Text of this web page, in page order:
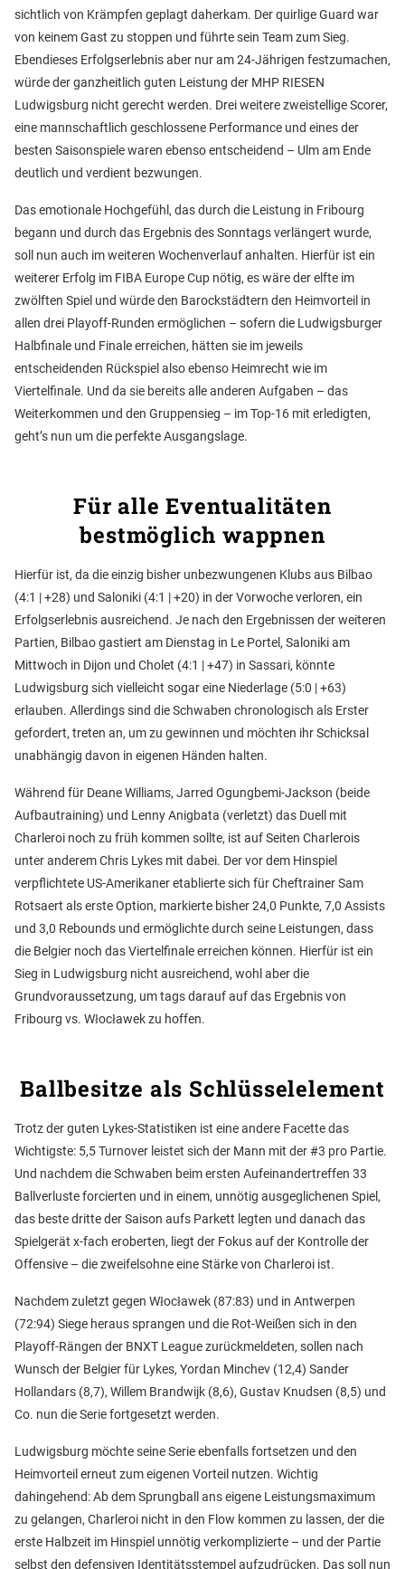
sichtlich von Krämpfen geplagt daherkam. Der quirlige Guard war
von keinem Gast zu stoppen und führte sein Team zum Sieg.
Ebendieses Erfolgserlebnis aber nur am 24-Jährigen festzumachen,
würde der ganzheitlich guten Leistung der MHP RIESEN
Ludwigsburg nicht gerecht werden. Drei weitere zweistellige Scorer,
eine mannschaftlich geschlossene Performance und eines der
besten Saisonspiele waren ebenso entscheidend – Ulm am Ende
deutlich und verdient bezwungen.
Das emotionale Hochgefühl, das durch die Leistung in Fribourg
begann und durch das Ergebnis des Sonntags verlängert wurde,
soll nun auch im weiteren Wochenverlauf anhalten. Hierfür ist ein
weiterer Erfolg im FIBA Europe Cup nötig, es wäre der elfte im
zwölften Spiel und würde den Barockstädtern den Heimvorteil in
allen drei Playoff-Runden ermöglichen – sofern die Ludwigsburger
Halbfinale und Finale erreichen, hätten sie im jeweils
entscheidenden Rückspiel also ebenso Heimrecht wie im
Viertelfinale. Und da sie bereits alle anderen Aufgaben – das
Weiterkommen und den Gruppensieg – im Top-16 mit erledigten,
geht’s nun um die perfekte Ausgangslage.
Für alle Eventualitäten
bestmöglich wappnen
Hierfür ist, da die einzig bisher unbezwungenen Klubs aus Bilbao
(4:1 | +28) und Saloniki (4:1 | +20) in der Vorwoche verloren, ein
Erfolgserlebnis ausreichend. Je nach den Ergebnissen der weiteren
Partien, Bilbao gastiert am Dienstag in Le Portel, Saloniki am
Mittwoch in Dijon und Cholet (4:1 | +47) in Sassari, könnte
Ludwigsburg sich vielleicht sogar eine Niederlage (5:0 | +63)
erlauben. Allerdings sind die Schwaben chronologisch als Erster
gefordert, treten an, um zu gewinnen und möchten ihr Schicksal
unabhängig davon in eigenen Händen halten.
Während für Deane Williams, Jarred Ogungbemi-Jackson (beide
Aufbautraining) und Lenny Anigbata (verletzt) das Duell mit
Charleroi noch zu früh kommen sollte, ist auf Seiten Charlerois
unter anderem Chris Lykes mit dabei. Der vor dem Hinspiel
verpflichtete US-Amerikaner etablierte sich für Cheftrainer Sam
Rotsaert als erste Option, markierte bisher 24,0 Punkte, 7,0 Assists
und 3,0 Rebounds und ermöglichte durch seine Leistungen, dass
die Belgier noch das Viertelfinale erreichen können. Hierfür ist ein
Sieg in Ludwigsburg nicht ausreichend, wohl aber die
Grundvoraussetzung, um tags darauf auf das Ergebnis von
Fribourg vs. Włocławek zu hoffen.
Ballbesitze als Schlüsselelement
Trotz der guten Lykes-Statistiken ist eine andere Facette das
Wichtigste: 5,5 Turnover leistet sich der Mann mit der #3 pro Partie.
Und nachdem die Schwaben beim ersten Aufeinandertreffen 33
Ballverluste forcierten und in einem, unnötig ausgeglichenen Spiel,
das beste dritte der Saison aufs Parkett legten und danach das
Spielgerät x-fach eroberten, liegt der Fokus auf der Kontrolle der
Offensive – die zweifelsohne eine Stärke von Charleroi ist.
Nachdem zuletzt gegen Włocławek (87:83) und in Antwerpen
(72:94) Siege heraus sprangen und die Rot-Weißen sich in den
Playoff-Rängen der BNXT League zurückmeldeten, sollen nach
Wunsch der Belgier für Lykes, Yordan Minchev (12,4) Sander
Hollandars (8,7), Willem Brandwijk (8,6), Gustav Knudsen (8,5) und
Co. nun die Serie fortgesetzt werden.
Ludwigsburg möchte seine Serie ebenfalls fortsetzen und den
Heimvorteil erneut zum eigenen Vorteil nutzen. Wichtig
dahingehend: Ab dem Sprungball ans eigene Leistungsmaximum
zu gelangen, Charleroi nicht in den Flow kommen zu lassen, der die
erste Halbzeit im Hinspiel unnötig verkomplizierte – und der Partie
selbst den defensiven Identitätsstempel aufzudrücken. Das soll nun